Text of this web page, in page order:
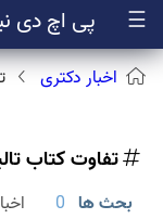
☰ پی اچ دی
اخبار دکتری
تفاوت کتاب
بحث ها 0